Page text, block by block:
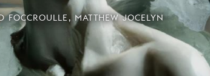
FOCCROULLE, MATTHEW JOCELYN